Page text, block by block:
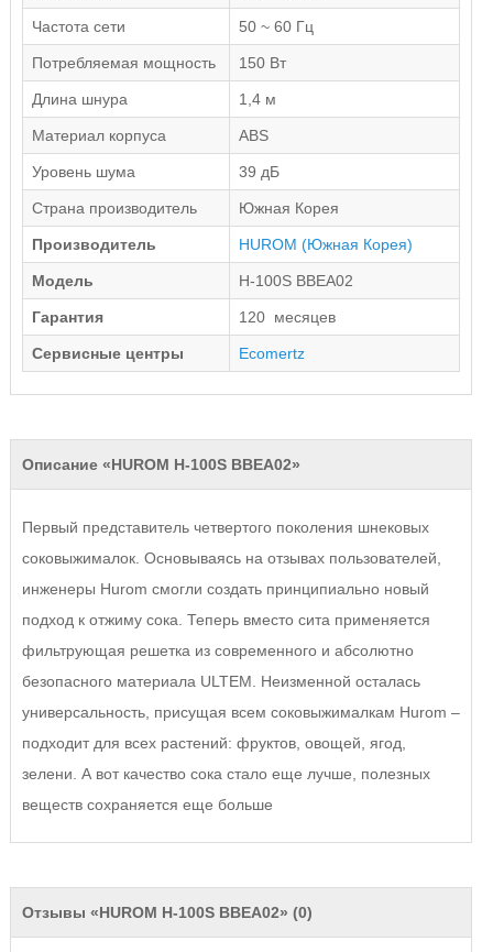
Частота сети 50 ~ 60 Гц
Потребляемая мощность 150 Вт
Длина шнура 1,4 м
Материал корпуса ABS
Уровень шума 39 дБ
Страна производитель Южная Корея
Производитель HUROM (Южная Корея)
Модель H-100S BBEA02
Гарантия 120 месяцев
Сервисные центры Ecomertz
Описание «HUROM H-100S BBEA02»
Первый представитель четвертого поколения шнековых
соковыжималок. Основываясь на отзывах пользователей,
инженеры Hurom смогли создать принципиально новый
подход к отжиму сока. Теперь вместо сита применяется
фильтрующая решетка из современного и абсолютно
безопасного материала ULTEM. Неизменной осталась
универсальность, присущая всем соковыжималкам Hurom –
подходит для всех растений: фруктов, овощей, ягод,
зелени. А вот качество сока стало еще лучше, полезных
веществ сохраняется еще больше
Отзывы «HUROM H-100S BBEA02» (0)